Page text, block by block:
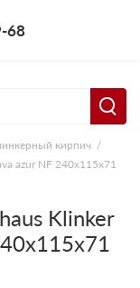
68
кирпич
azur NF 240х115х71
Klinker